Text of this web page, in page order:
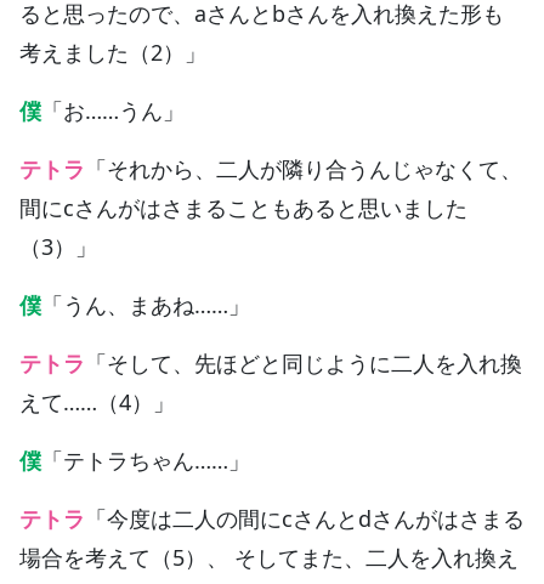
ると思ったので、aさんとbさんを入れ換えた形も
考えました（2）」
僕 「お……うん」
テトラ 「それから、二人が隣り合うんじゃなくて、
間にcさんがはさまることもあると思いました
（3）」
僕 「うん、まあね……」
テトラ 「そして、先ほどと同じように二人を入れ換
えて……（4）」
僕 「テトラちゃん……」
テトラ 「今度は二人の間にcさんとdさんがはさまる
場合を考えて（5）、 そしてまた、二人を入れ換え